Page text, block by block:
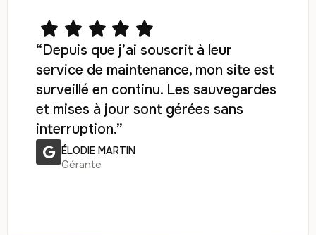
“Depuis que j’ai souscrit à leur
service de maintenance, mon site est
surveillé en continu. Les sauvegardes
et mises à jour sont gérées sans
interruption.”
ÉLODIE MARTIN
Gérante